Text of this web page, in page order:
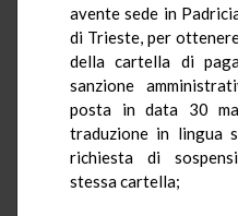
avente sede in
di Trieste, per
della cartella di
sanzione
posta in data 30
traduzione in lingua
richiesta di
stessa cartella;